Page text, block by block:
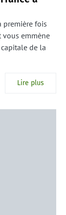
première fois
vous emmène
de la
Lire plus